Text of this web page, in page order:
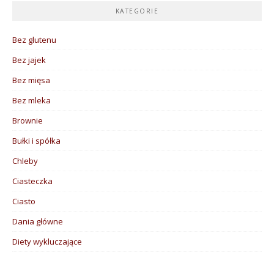
KATEGORIE
Bez glutenu
Bez jajek
Bez mięsa
Bez mleka
Brownie
Bułki i spółka
Chleby
Ciasteczka
Ciasto
Dania główne
Diety wykluczające